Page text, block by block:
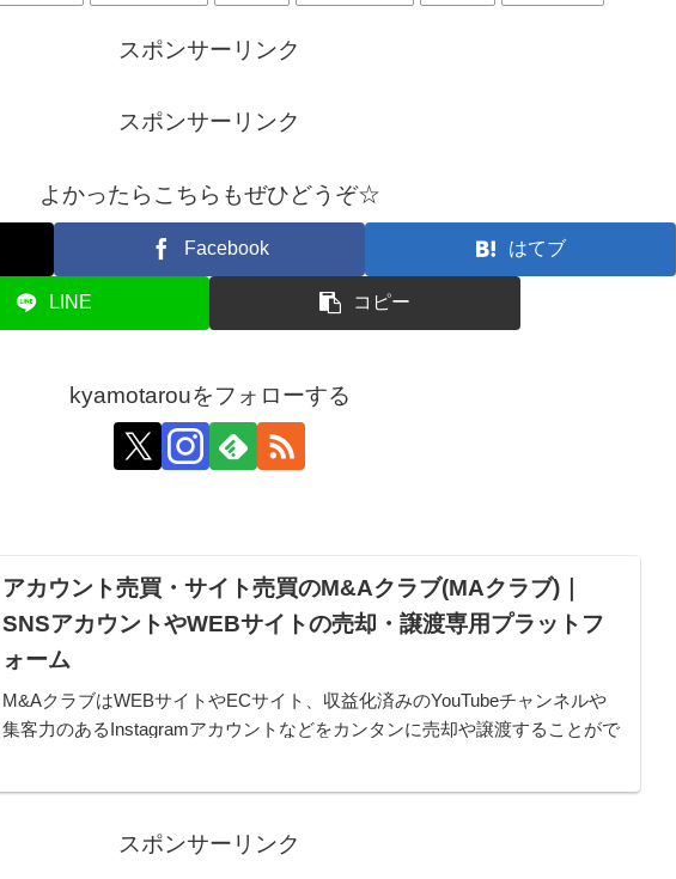
スポンサーリンク
スポンサーリンク
よかったらこちらもぜひどうぞ☆
Facebook はてブ
LINE コピー
kyamotarouをフォローする
アカウント売買・サイト売買のM&Aクラブ(MAクラブ)｜
SNSアカウントやWEBサイトの売却・譲渡専用プラットフ
ォーム
M&AクラブはWEBサイトやECサイト、収益化済みのYouTubeチャンネルや
集客力のあるInstagramアカウントなどをカンタンに売却や譲渡することがで
可能。取引完了ま...
スポンサーリンク